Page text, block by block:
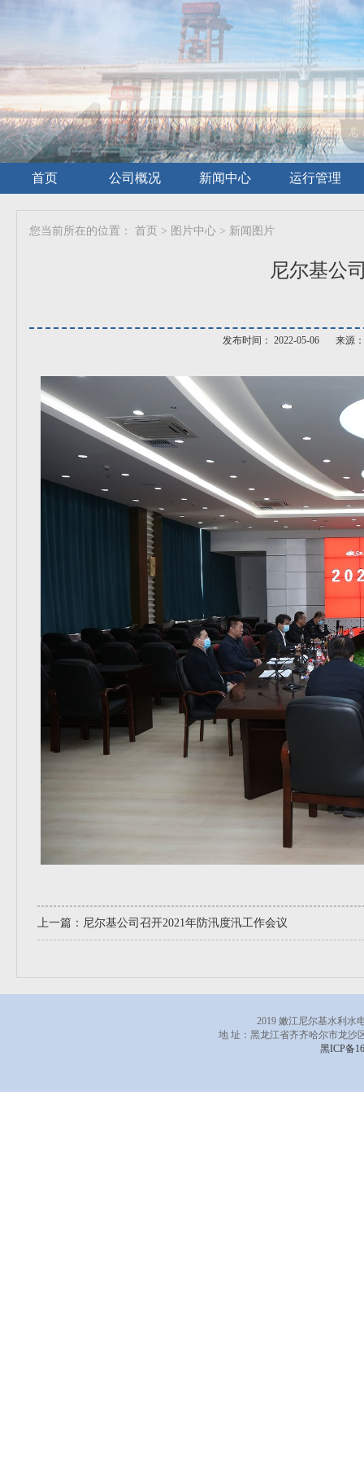
首页 公司概况 新闻中心 运行管理
您当前所在的位置： 首页 > 图片中心 > 新闻图片
尼尔基公
发布时间： 2022-05-06 来源
上一篇： 尼尔基公司召开2021年防汛度汛工作会议
2019 嫩江尼尔基水利水
地 址：黑龙江省齐齐哈尔市龙
黑ICP备